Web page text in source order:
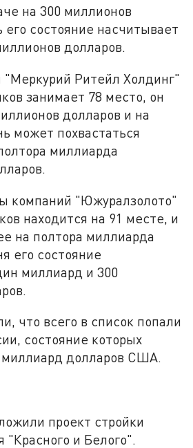
на 300 миллионов
его состояние насчитывает
долларов.
Ритейл Холдинг"
занимает 78 место, он
долларов и на
может похвастаться
миллиарда
компаний "Южуралзолото"
находится на 91 месте, и
на полтора миллиарда
его состояние
миллиард и 300
что всего в список попали
состояние которых
долларов США.
проект стройки
"Красного и Белого".